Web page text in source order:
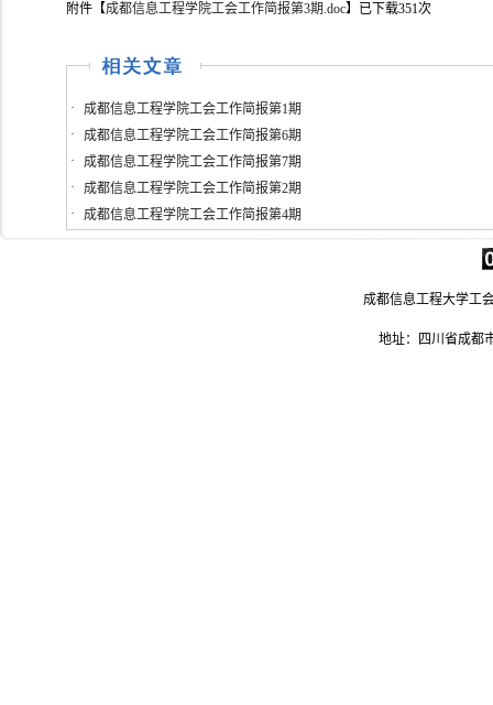
附件【成都信息工程学院工会工作简报第3期.doc】 已下载351次
·
成都信息工程学院工会工作简报第1期
·
成都信息工程学院工会工作简报第6期
·
成都信息工程学院工会工作简报第7期
·
成都信息工程学院工会工作简报第2期
·
成都信息工程学院工会工作简报第4期
成都信息工程大学
地址：四川省成都